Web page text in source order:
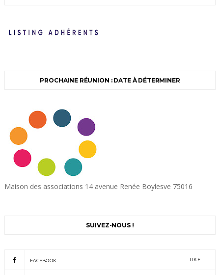
PROCHAINE RÉUNION : DATE À DÉTERMINER
Maison des associations 14 avenue Renée Boylesve 75016
SUIVEZ-NOUS !
FACEBOOK LIKE